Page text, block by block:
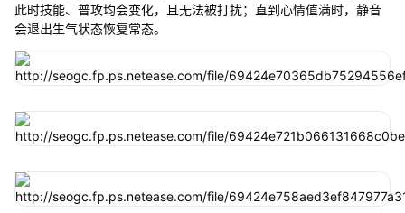
此时技能、普攻均会变化，且无法被打扰；直到心情值满时，静音
会退出生气状态恢复常态。